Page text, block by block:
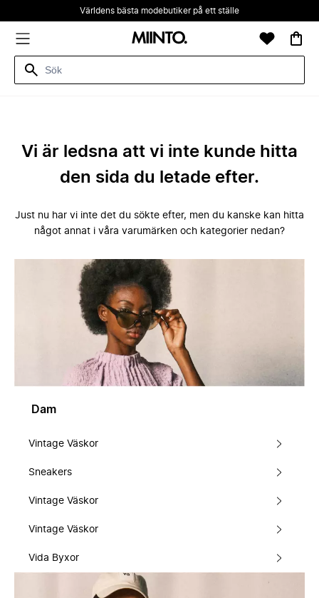
Världens bästa modebutiker på ett ställe
Vi är ledsna att vi inte kunde hitta
den sida du letade efter.
Just nu har vi inte det du sökte efter, men du kanske kan hitta
något annat i våra varumärken och kategorier nedan?
Dam
Vintage Väskor
Sneakers
Vintage Väskor
Vintage Väskor
Vida Byxor